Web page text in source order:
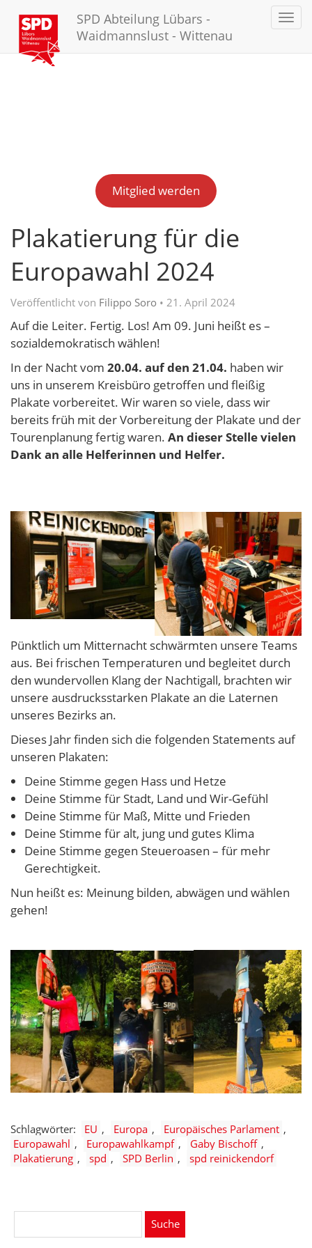
SPD Abteilung Lübars -
Waidmannslust - Wittenau
Mitglied werden
Plakatierung für die
Europawahl 2024
Veröffentlicht von Filippo Soro • 21. April 2024
Auf die Leiter. Fertig. Los! Am 09. Juni heißt es –
sozialdemokratisch wählen!
In der Nacht vom 20.04. auf den 21.04. haben wir
uns in unserem Kreisbüro getroffen und fleißig
Plakate vorbereitet. Wir waren so viele, dass wir
bereits früh mit der Vorbereitung der Plakate und der
Tourenplanung fertig waren. An dieser Stelle vielen
Dank an alle Helferinnen und Helfer.
Pünktlich um Mitternacht schwärmten unsere Teams
aus. Bei frischen Temperaturen und begleitet durch
den wundervollen Klang der Nachtigall, brachten wir
unsere ausdrucksstarken Plakate an die Laternen
unseres Bezirks an.
Dieses Jahr finden sich die folgenden Statements auf
unseren Plakaten:
Deine Stimme gegen Hass und Hetze
Deine Stimme für Stadt, Land und Wir-Gefühl
Deine Stimme für Maß, Mitte und Frieden
Deine Stimme für alt, jung und gutes Klima
Deine Stimme gegen Steueroasen – für mehr
Gerechtigkeit.
Nun heißt es: Meinung bilden, abwägen und wählen
gehen!
Schlagwörter: EU Europa
Europäisches Parlament
Europawahl
Europawahlkampf
Gaby Bischoff
Plakatierung
spd SPD Berlin spd reinickendorf